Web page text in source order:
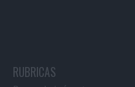
RUBRICAS